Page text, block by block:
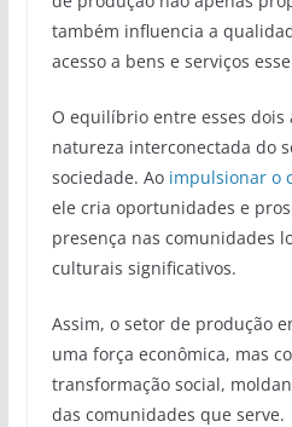
também influencia a
acesso a bens e serviços
O equilíbrio entre esses dois
natureza interconectada do
sociedade. Ao impulsionar o
ele cria oportunidades e
presença nas comunidades
culturais significativos.
Assim, o setor de produção
uma força econômica, mas
transformação social,
das comunidades que serve.